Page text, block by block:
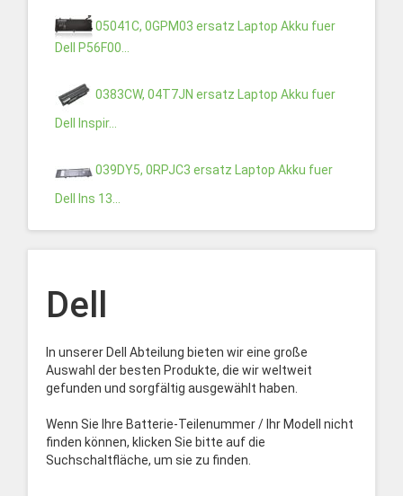
05041C, 0GPM03 ersatz Laptop Akku fuer
Dell P56F00...
0383CW, 04T7JN ersatz Laptop Akku fuer
Dell Inspir...
039DY5, 0RPJC3 ersatz Laptop Akku fuer
Dell Ins 13...
Dell
In unserer Dell Abteilung bieten wir eine große
Auswahl der besten Produkte, die wir weltweit
gefunden und sorgfältig ausgewählt haben.
Wenn Sie Ihre Batterie-Teilenummer / Ihr Modell nicht
finden können, klicken Sie bitte auf die
Suchschaltfläche, um sie zu finden.